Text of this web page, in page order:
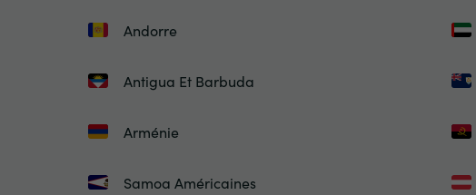
Andorre
Antigua Et Barbuda
Arménie
Samoa Américaines